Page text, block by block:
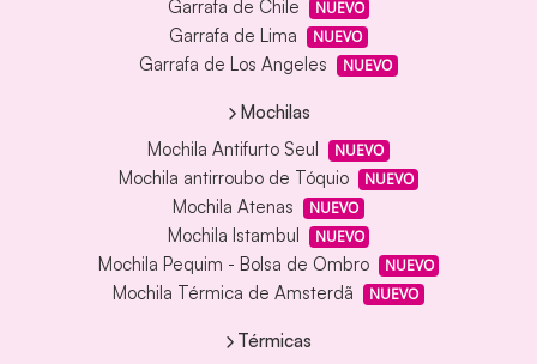
Garrafa de Chile NUEVO
Garrafa de Lima NUEVO
Garrafa de Los Angeles NUEVO
Mochilas
Mochila Antifurto Seul
NUEVO
Mochila antirroubo de Tóquio NUEVO
Mochila Atenas NUEVO
Mochila Istambul NUEVO
Mochila Pequim - Bolsa de Ombro NUEVO
Mochila Térmica de Amsterdã NUEVO
Térmicas